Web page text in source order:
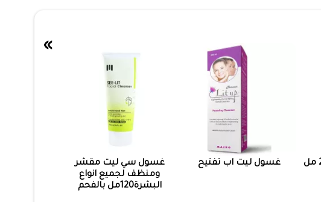
غسول ليت اب تفتيح
غسول سي ليت مقشر
ومنظف لجميع انواع
البشرة120مل بالفحم
»